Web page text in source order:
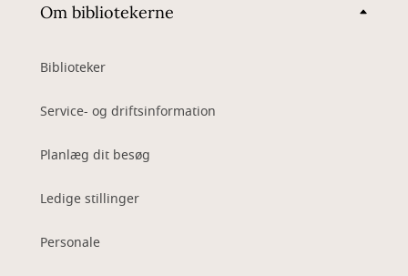
Om bibliotekerne
Biblioteker
Service- og driftsinformation
Planlæg dit besøg
Ledige stillinger
Personale